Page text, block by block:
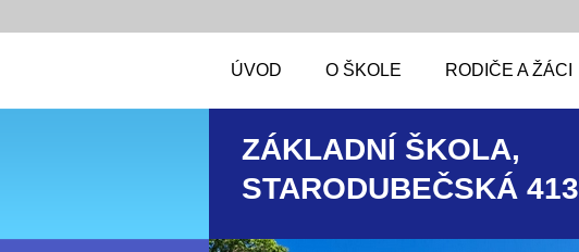
ÚVOD O ŠKOLE RODIČE A ŽÁCI
ZÁKLADNÍ ŠKOLA,
STARODUBEČSKÁ 413